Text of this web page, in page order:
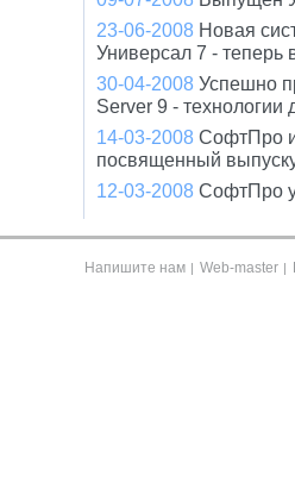
23-06-2008 Новая
Универсал 7 - теперь
30-04-2008 Успешно
Server 9 -
14-03-2008 СофтПро
посвященный
12-03-2008 СофтПро
Напишите нам| Web-master|